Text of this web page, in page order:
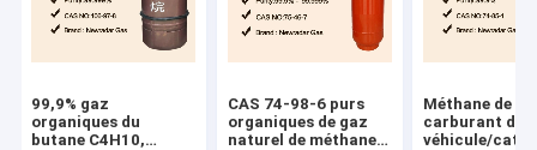
99,9% gaz
organiques du
butane C4H10,
CAS 74-98-6 purs
organiques de gaz
naturel de méthane
Méthane de
carburant de
véhicule/